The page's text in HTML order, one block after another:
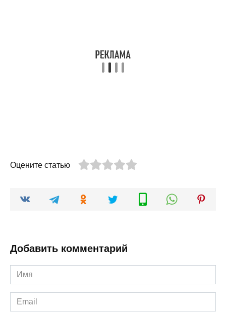
Оцените статью
Добавить комментарий
Имя
*
Email
*